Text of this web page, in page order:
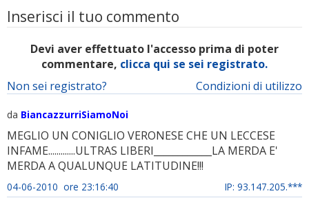
Inserisci il tuo commento
Devi aver effettuato l'accesso prima di poter
commentare, clicca qui se sei registrato.
Condizioni di utilizzo
Non sei registrato?
da BiancazzurriSiamoNoi
MEGLIO UN CONIGLIO VERONESE CHE UN LECCESE
INFAME.............ULTRAS LIBERI____________LA MERDA E'
MERDA A QUALUNQUE LATITUDINE!!!
04-06-2010 ore 23:16:40 IP: 93.147.205.***